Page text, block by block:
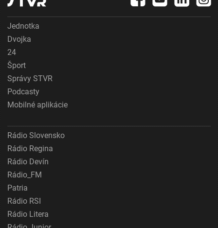
Jednotka
Dvojka
24
Šport
Správy STVR
Podcasty
Mobilné aplikácie
Rádio Slovensko
Rádio Regina
Rádio Devín
Rádio_FM
Patria
Rádio RSI
Rádio Litera